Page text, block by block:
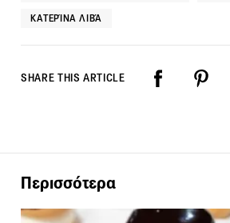
ΚΑΤΕΡΊΝΑ ΛΙΒΆ
SHARE THIS ARTICLE
Περισσότερα